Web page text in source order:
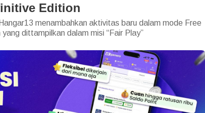
Edition
menambahkan aktivitas baru dalam mode Free
dittampilkan dalam misi “Fair Play”